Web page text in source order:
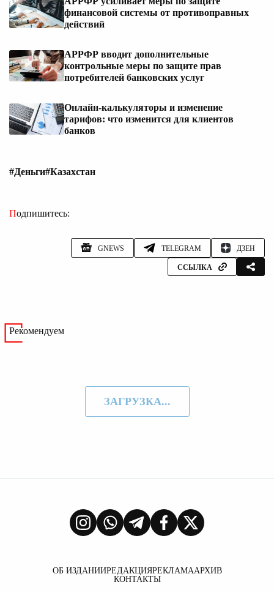
финансовой системы от противоправных
действий
АРРФР вводит дополнительные
контрольные меры по защите прав
потребителей банковских услуг
Онлайн-калькуляторы и изменение
тарифов: что изменится для клиентов
банков
#Деньги#Казахстан
Подпишитесь:
GNEWS TELEGRAM ДЗЕН
ССЫЛКА
Рекомендуем
ЗАГРУЗКА...
ОБ ИЗДАНИИРЕДАКЦИЯРЕКЛАМААРХИВ
КОНТАКТЫ